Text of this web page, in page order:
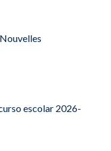
escolar 2026-